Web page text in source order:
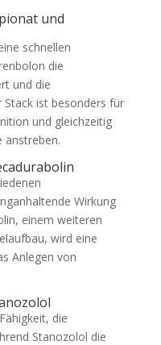
und
schnellen
die
und die
ist besonders für
und gleichzeitig
anstreben.
Wirkung
einem weiteren
wird eine
Anlegen von
die
Stanozolol die